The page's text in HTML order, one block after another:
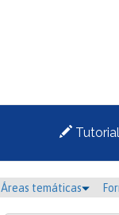
Áreas temáticas